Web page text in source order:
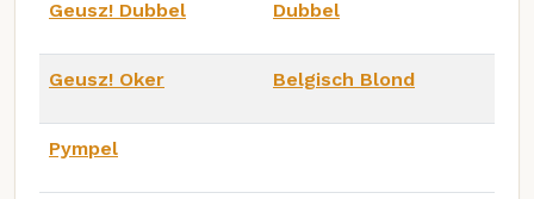
Geusz! Dubbel Dubbel
Geusz! Oker Belgisch Blond
Pympel